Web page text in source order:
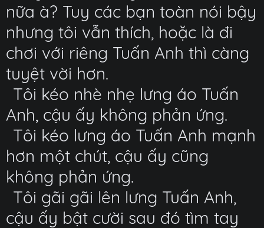
nữa à? Tuy các bạn toàn nói bậy
nhưng tôi vẫn thích, hoặc là đi
chơi với riêng Tuấn Anh thì càng
tuyệt vời hơn.
Tôi kéo nhè nhẹ lưng áo Tuấn
Anh, cậu ấy không phản ứng.
Tôi kéo lưng áo Tuấn Anh mạnh
hơn một chút, cậu ấy cũng
không phản ứng.
Tôi gãi gãi lên lưng Tuấn Anh,
cậu ấy bật cười sau đó tìm tay